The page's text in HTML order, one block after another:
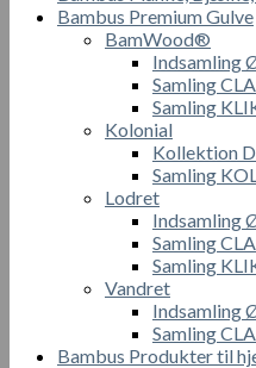
Bambus Premium Gulve
BamWood®
Indsamling
Samling
Samling
Kolonial
Kollektion
Samling
Lodret
Indsamling
Samling
Samling
Vandret
Indsamling
Samling
Bambus Produkter til